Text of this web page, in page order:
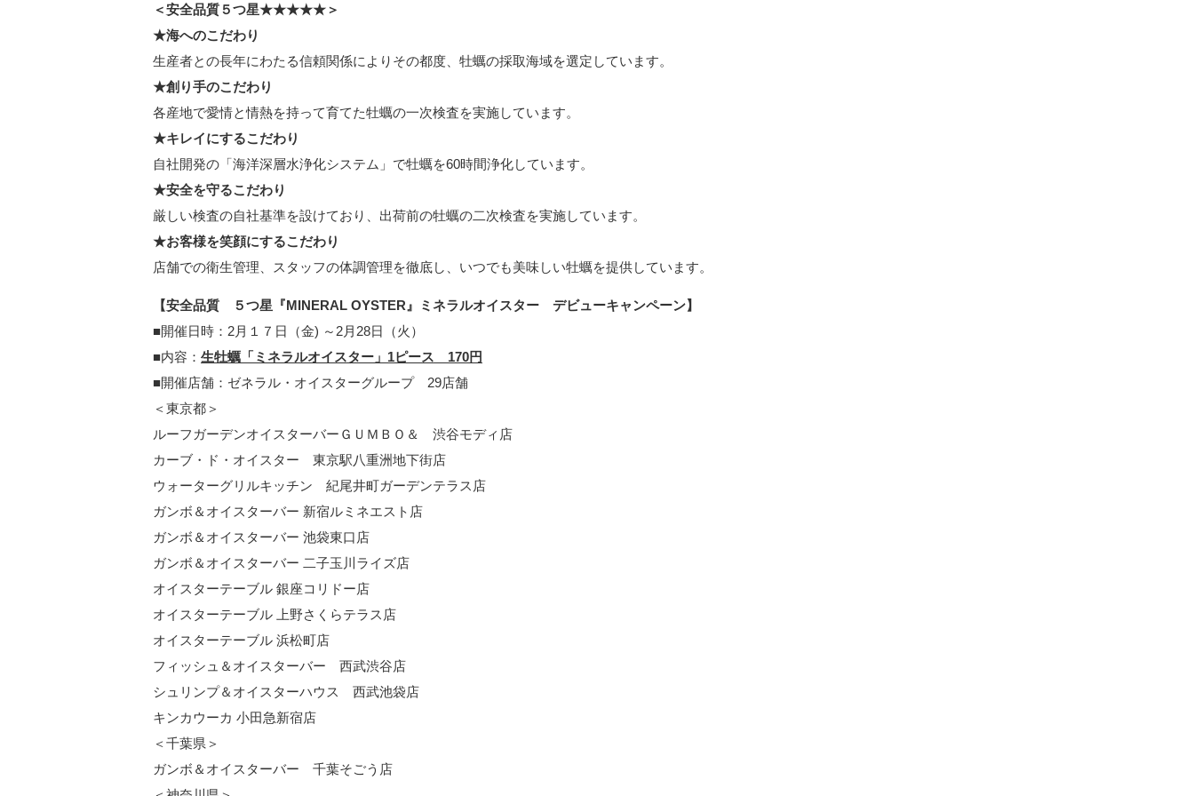
＜安全品質５つ星★★★★★＞
★海へのこだわり
生産者との長年にわたる信頼関係によりその都度、牡蠣の採取海域を選定しています。
★創り手のこだわり
各産地で愛情と情熱を持って育てた牡蠣の一次検査を実施しています。
★キレイにするこだわり
自社開発の「海洋深層水浄化システム」で牡蠣を60時間浄化しています。
★安全を守るこだわり
厳しい検査の自社基準を設けており、出荷前の牡蠣の二次検査を実施しています。
★お客様を笑顔にするこだわり
店舗での衛生管理、スタッフの体調管理を徹底し、いつでも美味しい牡蠣を提供しています。
【安全品質 ５つ星『MINERAL OYSTER』ミネラルオイスター デビューキャンペーン】
■開催日時：2月１７日（金) ～2月28日（火）
■内容： 生牡蠣「ミネラルオイスター」1ピース 170円
■開催店舗：ゼネラル・オイスターグループ 29店舗
＜東京都＞
ルーフガーデンオイスターバーＧＵＭＢＯ＆ 渋谷モディ店
カーブ・ド・オイスター 東京駅八重洲地下街店
ウォーターグリルキッチン 紀尾井町ガーデンテラス店
ガンボ＆オイスターバー 新宿ルミネエスト店
ガンボ＆オイスターバー 池袋東口店
ガンボ＆オイスターバー 二子玉川ライズ店
オイスターテーブル 銀座コリドー店
オイスターテーブル 上野さくらテラス店
オイスターテーブル 浜松町店
フィッシュ＆オイスターバー 西武渋谷店
シュリンプ＆オイスターハウス 西武池袋店
キンカウーカ 小田急新宿店
＜千葉県＞
ガンボ＆オイスターバー 千葉そごう店